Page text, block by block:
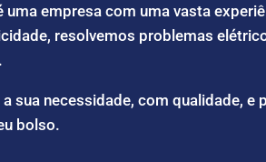
uma empresa com uma vasta
resolvemos problemas
sua necessidade, com qualidade, e
bolso.